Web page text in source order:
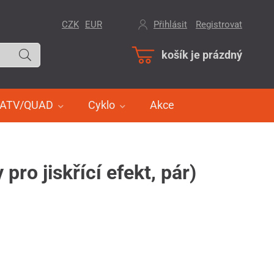
košík je prázdný
ATV/QUAD Cyklo Akce
CZK EUR Přihlásit Registrovat
pro jiskřící efekt, pár)